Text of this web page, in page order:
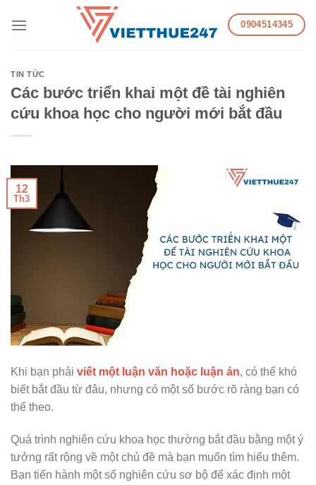
0904514345
TIN TỨC
Các bước triển khai một đề tài nghiên
cứu khoa học cho người mới bắt đầu
12
Th3
Khi bạn phải viết một luận văn hoặc luận án, có thể khó
biết bắt đầu từ đâu, nhưng có một số bước rõ ràng bạn có
thể theo.
Quá trình nghiên cứu khoa học thường bắt đầu bằng một ý
tưởng rất rộng về một chủ đề mà bạn muốn tìm hiểu thêm.
Bạn tiến hành một số nghiên cứu sơ bộ để xác định một